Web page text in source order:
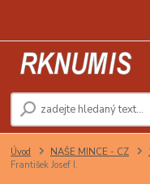
Úvod NAŠE MINCE - CZ
František Josef I.